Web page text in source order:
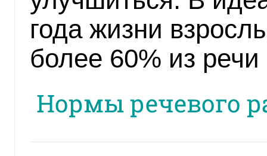
года жизни
более 60% из
Нормы речевого